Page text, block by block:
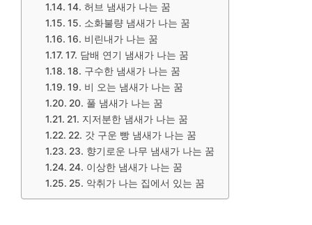
14. 허브 냄새가 나는 꿈
15. 소화불량 냄새가 나는 꿈
16. 비린내가 나는 꿈
17. 담배 연기 냄새가 나는 꿈
18. 구수한 냄새가 나는 꿈
19. 비 오는 냄새가 나는 꿈
20. 풀 냄새가 나는 꿈
21. 지저분한 냄새가 나는 꿈
22. 갓 구운 빵 냄새가 나는 꿈
23. 향기로운 나무 냄새가 나는 꿈
24. 이상한 냄새가 나는 꿈
25. 악취가 나는 집에서 있는 꿈